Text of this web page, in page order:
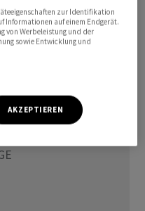
in der
zur Identifikation
Informationen auf einem Endgerät.
von Werbeleistung und der
sowie Entwicklung und
AKZEPTIEREN